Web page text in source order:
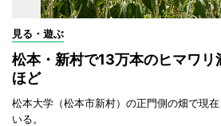
見る・遊ぶ
松本・新村で13万本のヒマワ
ほど
松本大学（松本市新村）の正門側の畑で現
いる。